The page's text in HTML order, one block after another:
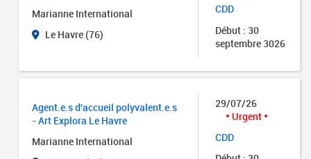
Marianne International
Le Havre (76)
CDD
Début : 30
septembre 3026
Agent.e.s d'accueil polyvalent.e.s
- Art Explora Le Havre
Marianne International
29/07/26
Urgent
CDD